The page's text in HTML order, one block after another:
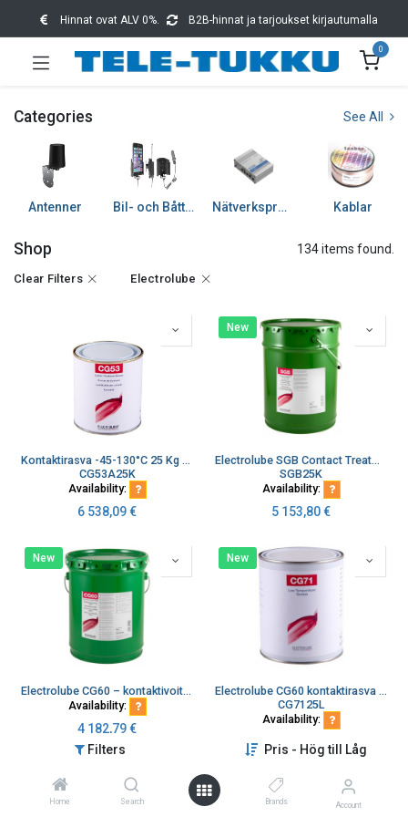
Filters Pris - Hög till Låg
Home Search Brands Account
Hinnat ovat ALV 0%. B2B-hinnat ja tarjoukset kirjautumalla
0
Categories See All
Antenner Bil- och Båttillbehör Nätverksprodukter Kablar
Shop 134 items found.
Clear Filters Electrolube
Kontaktirasva -45-130°C 25 Kg astia
CG53A25K
Availability:
6 538,09€
New
Electrolube SGB Contact Treatment Grease 25 kg
SGB25K
Availability:
5 153,80€
New
Electrolube CG60 – kontaktivoiteluaine 20 Kg
Availability:
4 182,79€
New
Electrolube CG60 kontaktirasva 800 mg
CG7125L
Availability:
4 170,04 €
New